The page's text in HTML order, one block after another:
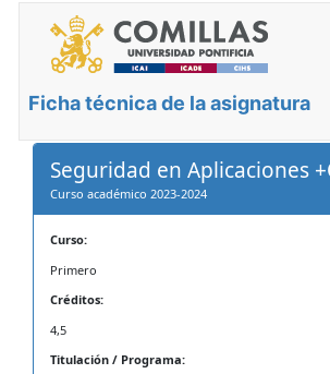
Ficha técnica de la asignatura
Seguridad en Aplicaciones
Curso académico 2023-2024
Curso:
Primero
Créditos:
4,5
Titulación / Programa: